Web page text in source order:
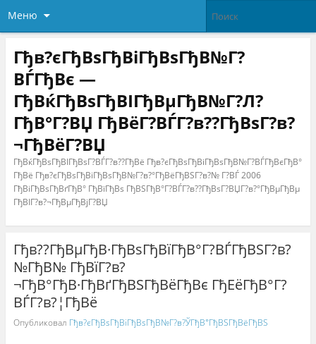
Меню
Гђв?єГђВѕГђВіГђВѕГђВ№Г?
ВЃГђВє —
ГђВќГђВѕГђВІГђВµГђВ№Г?Л?
ГђВ°Г?ВЏ ГђВёГ?ВЃГ?в??ГђВѕГ?в?
¬ГђВёГ?ВЏ
ГђВќГђВѕГђВІГђВѕГ?ВЃГ?в??ГђВё Гђв?єГђВѕГђВіГђВѕГђВ№Г?ВЃГђВєГђВ°
ГђВё Гђв?єГђВѕГђВіГђВѕГђВ№Г?в?°ГђВёГђВЅГ?в?№ Г?ВЃ 2006
ГђВіГђВѕГђВґГђВ° ГђВїГђВѕ ГђВЅГђВ°Г?ВЃГ?в??ГђВѕГ?ВЏГ?в?°ГђВµГђВµ
ГђВІГ?в?¬ГђВµГђВјГ?ВЏ
Гђв??ГђВµГђВ·ГђВѕГђВїГђВ°Г?ВЃГђВЅГ?в?
№ГђВ№ ГђВїГ?в?
¬ГђВ°ГђВ·ГђВґГђВЅГђВёГђВє ГђЕёГђВ°Г?
ВЃГ?в?¦ГђВё
Опубликовал Гђв?єГђВѕГђВіГђВѕГђВ№Г?в?ЎГђВ°ГђВЅГђВёГђВЅ